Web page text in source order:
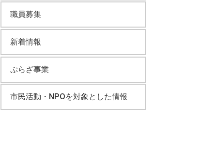
職員募集
新着情報
ぷらざ事業
市民活動・NPOを対象とした情報